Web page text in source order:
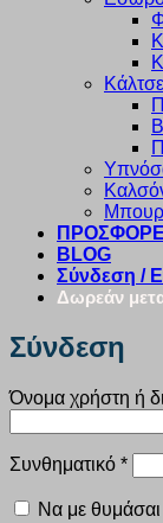
BLOG
Σύνδεση /
Δωρεάν
Σύνδεση
Όνομα χρήστη ή
Συνθηματικό *
Να με θυμάσαι